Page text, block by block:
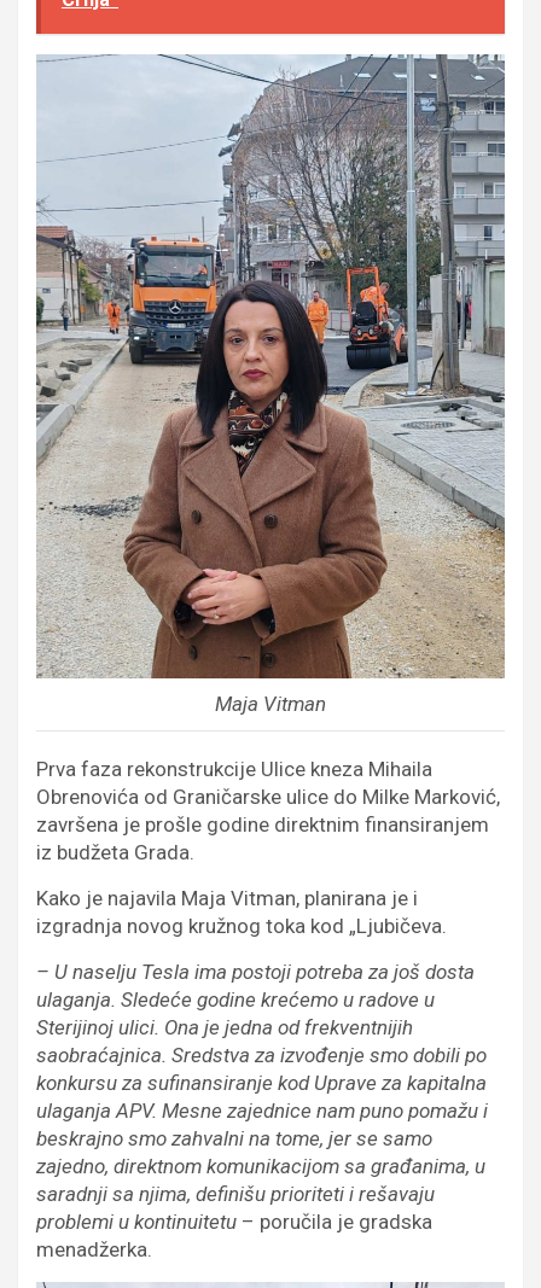
Maja Vitman
Prva faza rekonstrukcije Ulice kneza Mihaila
Obrenovića od Graničarske ulice do Milke Marković,
završena je prošle godine direktnim finansiranjem
iz budžeta Grada.
Kako je najavila Maja Vitman, planirana je i
izgradnja novog kružnog toka kod „Ljubičeva.
– U naselju Tesla ima postoji potreba za još dosta
ulaganja. Sledeće godine krećemo u radove u
Sterijinoj ulici. Ona je jedna od frekventnijih
saobraćajnica. Sredstva za izvođenje smo dobili po
konkursu za sufinansiranje kod Uprave za kapitalna
ulaganja APV. Mesne zajednice nam puno pomažu i
beskrajno smo zahvalni na tome, jer se samo
zajedno, direktnom komunikacijom sa građanima, u
saradnji sa njima, definišu prioriteti i rešavaju
problemi u kontinuitetu – poručila je gradska
menadžerka.